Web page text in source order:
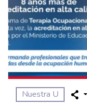
Nuestra U